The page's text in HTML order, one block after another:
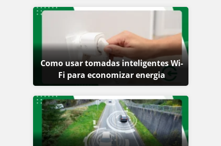
Como usar tomadas inteligentes Wi-
Fi para economizar energia